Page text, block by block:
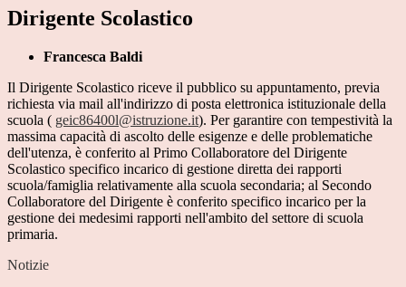
Dirigente Scolastico
Francesca Baldi
Il Dirigente Scolastico riceve il pubblico su appuntamento, previa
richiesta via mail all'indirizzo di posta elettronica istituzionale della
scuola ( geic86400l@istruzione.it). Per garantire con tempestività la
massima capacità di ascolto delle esigenze e delle problematiche
dell'utenza, è conferito al Primo Collaboratore del Dirigente
Scolastico specifico incarico di gestione diretta dei rapporti
scuola/famiglia relativamente alla scuola secondaria; al Secondo
Collaboratore del Dirigente è conferito specifico incarico per la
gestione dei medesimi rapporti nell'ambito del settore di scuola
primaria.
Notizie